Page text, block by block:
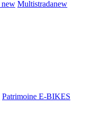
new Multistradanew
Patrimoine E-BIKES